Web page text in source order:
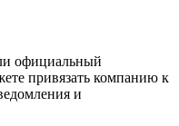
официальный
привязать компанию к
и